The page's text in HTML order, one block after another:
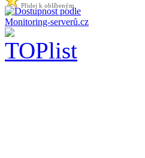
Přidej k oblíbeným